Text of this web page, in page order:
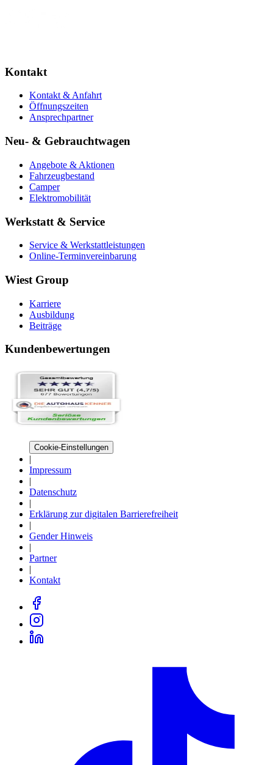
Kontakt
Kontakt & Anfahrt
Öffnungszeiten
Ansprechpartner
Neu- & Gebrauchtwagen
Angebote & Aktionen
Fahrzeugbestand
Camper
Elektromobilität
Werkstatt & Service
Service & Werkstattleistungen
Online-Terminvereinbarung
Wiest Group
Karriere
Ausbildung
Beiträge
Kundenbewertungen
Cookie-Einstellungen
|
Impressum
|
Datenschutz
|
Erklärung zur digitalen Barrierefreiheit
|
Gender Hinweis
|
Partner
|
Kontakt